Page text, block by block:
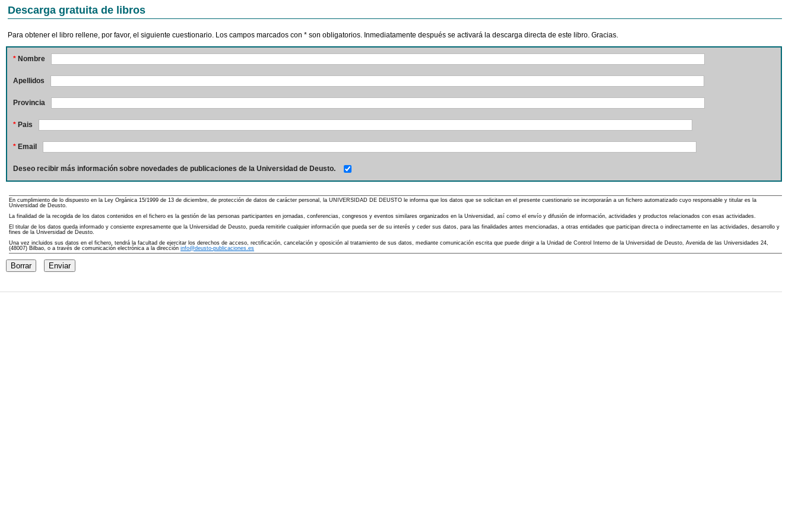
Descarga gratuita de libros
Para obtener el libro rellene, por favor, el siguiente cuestionario. Los campos marcados con * son obligatorios. Inmediatamente después se activará la descarga directa de este libro. Gracias.
* Nombre
Apellidos
Provincia
* Pais
* Email
Deseo recibir más información sobre novedades de publicaciones de la Universidad de Deusto.
En cumplimiento de lo dispuesto en la Ley Orgánica 15/1999 de 13 de diciembre, de protección de datos de carácter personal, la UNIVERSIDAD DE DEUSTO le informa que los datos que se solicitan en el presente cuestionario se incorporarán a un fichero automatizado cuyo responsable y titular es la
Universidad de Deusto.
La finalidad de la recogida de los datos contenidos en el fichero es la gestión de las personas participantes en jornadas, conferencias, congresos y eventos similares organizados en la Universidad, así como el envío y difusión de información, actividades y productos relacionados con esas actividades.
El titular de los datos queda informado y consiente expresamente que la Universidad de Deusto, pueda remitirle cualquier información que pueda ser de su interés y ceder sus datos, para las finalidades antes mencionadas, a otras entidades que participan directa o indirectamente en las actividades, desarrollo y
fines de la Universidad de Deusto.
Una vez incluidos sus datos en el fichero, tendrá la facultad de ejercitar los derechos de acceso, rectificación, cancelación y oposición al tratamiento de sus datos, mediante comunicación escrita que puede dirigir a la Unidad de Control Interno de la Universidad de Deusto, Avenida de las Universidades 24,
(48007) Bilbao, o a través de comunicación electrónica a la dirección info@deusto-publicaciones.es
Borrar Enviar